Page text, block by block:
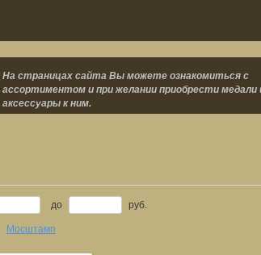
На страницах сайта Вы можете ознакомиться с
ассортиментом и при желании приобрести медали
аксессуары к ним.
до руб.
Мосштамп